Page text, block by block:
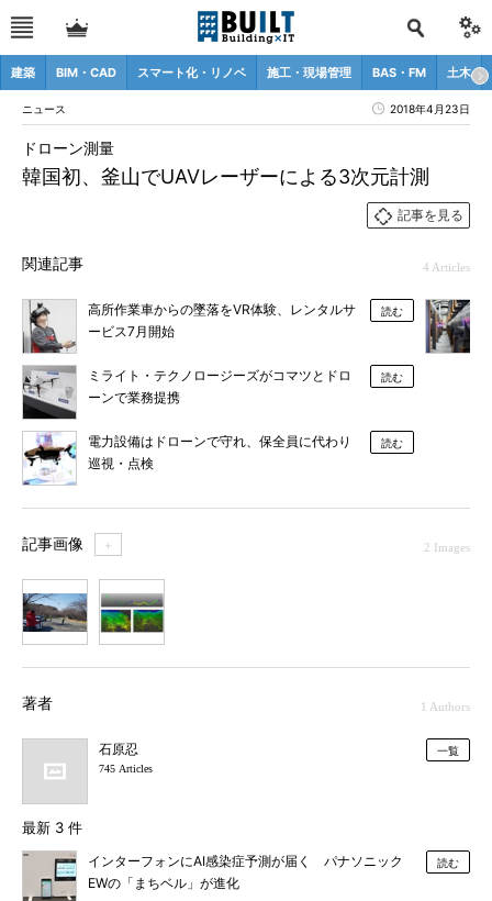
建築 BIM・CAD スマート化・リノベ 施工・現場管理 BAS・FM 土木
ニュース 2018年4月23日
韓国初、釜山でUAVレーザーによる3次元計測
ドローン測量
記事を見る
関連記事 4 Articles
高所作業車からの墜落をVR体験、レンタルサ
ービス7月開始
読む
ミライト・テクノロージーズがコマツとドロ
ーンで業務提携
読む
電力設備はドローンで守れ、保全員に代わり
巡視・点検
読む
記事画像 ＋ 2 Images
著者 1 Authors
石原忍
745 Articles
一覧
最新 3 件
インターフォンにAI感染症予測が届く パナソニック
EWの「まちベル」が進化
読む